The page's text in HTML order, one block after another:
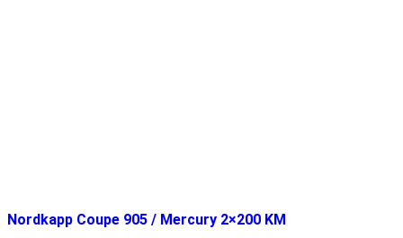
Nordkapp Coupe 905 / Mercury 2×200 KM